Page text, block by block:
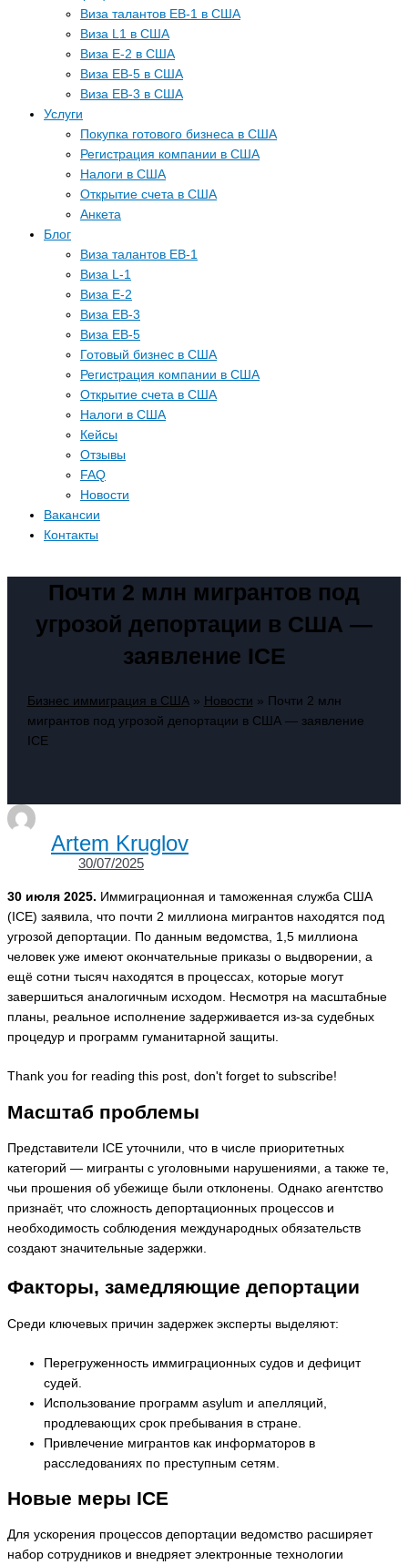
Виза талантов EB-1 в США
Виза L1 в США
Виза E-2 в США
Виза EB-5 в США
Виза EB-3 в США
Услуги
Покупка готового бизнеса в США
Регистрация компании в США
Налоги в США
Открытие счета в США
Анкета
Блог
Виза талантов EB-1
Виза L-1
Виза E-2
Виза EB-3
Виза EB-5
Готовый бизнес в США
Регистрация компании в США
Открытие счета в США
Налоги в США
Кейсы
Отзывы
FAQ
Новости
Вакансии
Контакты
Почти 2 млн мигрантов под
угрозой депортации в США —
заявление ICE
Бизнес иммиграция в США» Новости » Почти 2 млн
мигрантов под угрозой депортации в США — заявление
ICE
Artem Kruglov
30/07/2025
30 июля 2025. Иммиграционная и таможенная служба США
(ICE) заявила, что почти 2 миллиона мигрантов находятся под
угрозой депортации. По данным ведомства, 1,5 миллиона
человек уже имеют окончательные приказы о выдворении, а
ещё сотни тысяч находятся в процессах, которые могут
завершиться аналогичным исходом. Несмотря на масштабные
планы, реальное исполнение задерживается из‑за судебных
процедур и программ гуманитарной защиты.
Thank you for reading this post, don't forget to subscribe!
Масштаб проблемы
Представители ICE уточнили, что в числе приоритетных
категорий — мигранты с уголовными нарушениями, а также те,
чьи прошения об убежище были отклонены. Однако агентство
признаёт, что сложность депортационных процессов и
необходимость соблюдения международных обязательств
создают значительные задержки.
Факторы, замедляющие депортации
Среди ключевых причин задержек эксперты выделяют:
Перегруженность иммиграционных судов и дефицит
судей.
Использование программ asylum и апелляций,
продлевающих срок пребывания в стране.
Привлечение мигрантов как информаторов в
расследованиях по преступным сетям.
Новые меры ICE
Для ускорения процессов депортации ведомство расширяет
набор сотрудников и внедряет электронные технологии